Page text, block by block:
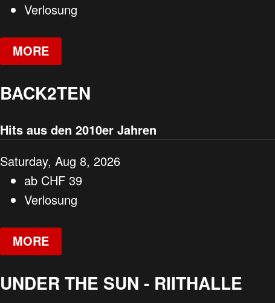
Verlosung
MORE
BACK2TEN
Hits aus den 2010er Jahren
Saturday, Aug 8, 2026
ab CHF 39
Verlosung
MORE
UNDER THE SUN - RIITHALLE